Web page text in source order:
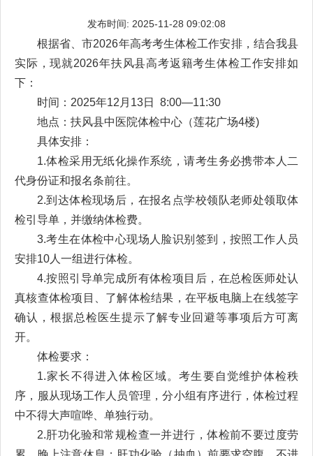
发布时间: 2025-11-28 09:02:08
根据省、市2026年高考考生体检工作安排，结合我县
实际，现就2026年扶风县高考返籍考生体检工作安排如
下：
时间：2025年12月13日 8:00—11:30
地点：扶风县中医院体检中心（莲花广场4楼)
具体安排：
1.体检采用无纸化操作系统，请考生务必携带本人二
代身份证和报名条前往。
2.到达体检现场后，在报名点学校领队老师处领取体
检引导单，并缴纳体检费。
3.考生在体检中心现场人脸识别签到，按照工作人员
安排10人一组进行体检。
4.按照引导单完成所有体检项目后，在总检医师处认
真核查体检项目、了解体检结果，在平板电脑上在线签字
确认，根据总检医生提示了解专业回避等事项后方可离
开。
体检要求：
1.家长不得进入体检区域。考生要自觉维护体检秩
序，服从现场工作人员管理，分小组有序进行，体检过程
中不得大声喧哗、单独行动。
2.肝功化验和常规检查一并进行，体检前不要过度劳